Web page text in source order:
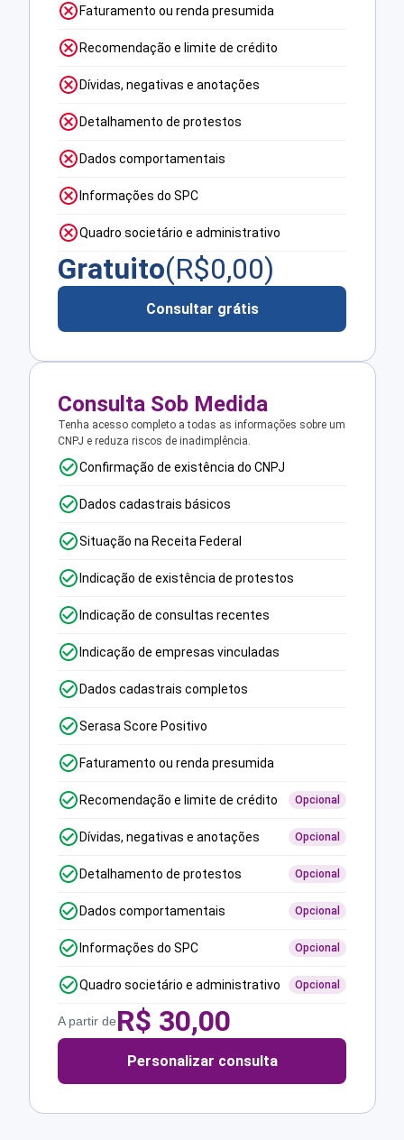
Faturamento ou renda presumida
Recomendação e limite de crédito
Dívidas, negativas e anotações
Detalhamento de protestos
Dados comportamentais
Informações do SPC
Quadro societário e administrativo
Gratuito(R$0,00)
Consultar grátis
Consulta Sob Medida
Tenha acesso completo a todas as informações sobre um
CNPJ e reduza riscos de inadimplência.
Confirmação de existência do CNPJ
Dados cadastrais básicos
Situação na Receita Federal
Indicação de existência de protestos
Indicação de consultas recentes
Indicação de empresas vinculadas
Dados cadastrais completos
Serasa Score Positivo
Faturamento ou renda presumida
Recomendação e limite de crédito Opcional
Dívidas, negativas e anotações Opcional
Detalhamento de protestos Opcional
Dados comportamentais Opcional
Informações do SPC Opcional
Quadro societário e administrativo Opcional
A partir deR$ 30,00
Personalizar consulta